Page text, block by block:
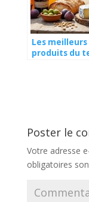
Les meilleurs
produits du
Poster le
Votre adresse
obligatoires